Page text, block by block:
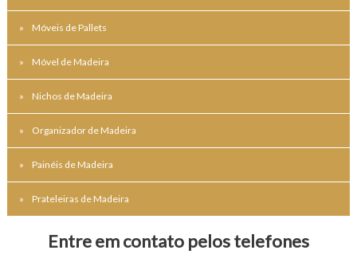
Móveis de Pallets
Móvel de Madeira
Nichos de Madeira
Organizador de Madeira
Painéis de Madeira
Prateleiras de Madeira
Entre em contato pelos telefones